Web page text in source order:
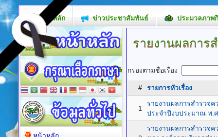
หน้าหลัก ข่าวประชาสัมพันธ์ ประมวลภาพ
รายงานผลการ
กรองตามชื่อเรื่อง
# รายการหัวเรื่อง
1
รายงานผลการสำรวจค
ประจำปีงบประมาณ พ.
รายงานผลการสำรวจค